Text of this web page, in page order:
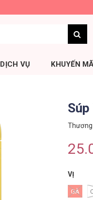
DỊCH VỤ KHUYẾN
Thương
VỊ
GÀ